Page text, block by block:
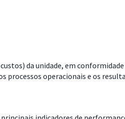
da unidade, em
processos operacionais e os